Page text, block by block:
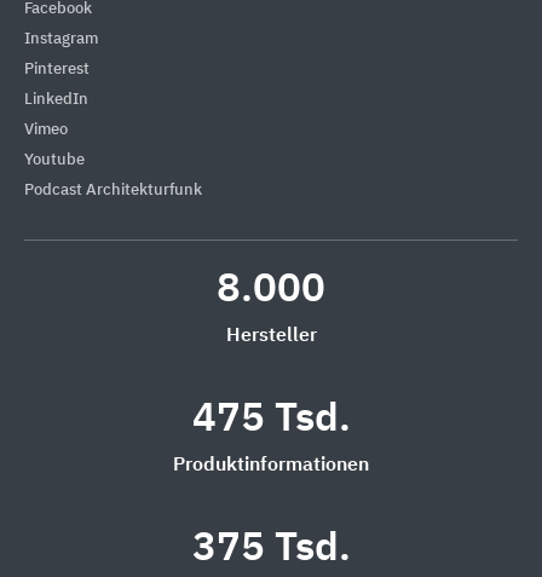
Facebook
Instagram
Pinterest
LinkedIn
Vimeo
Youtube
Podcast Architekturfunk
8.000
Hersteller
475 Tsd.
Produktinformationen
375 Tsd.